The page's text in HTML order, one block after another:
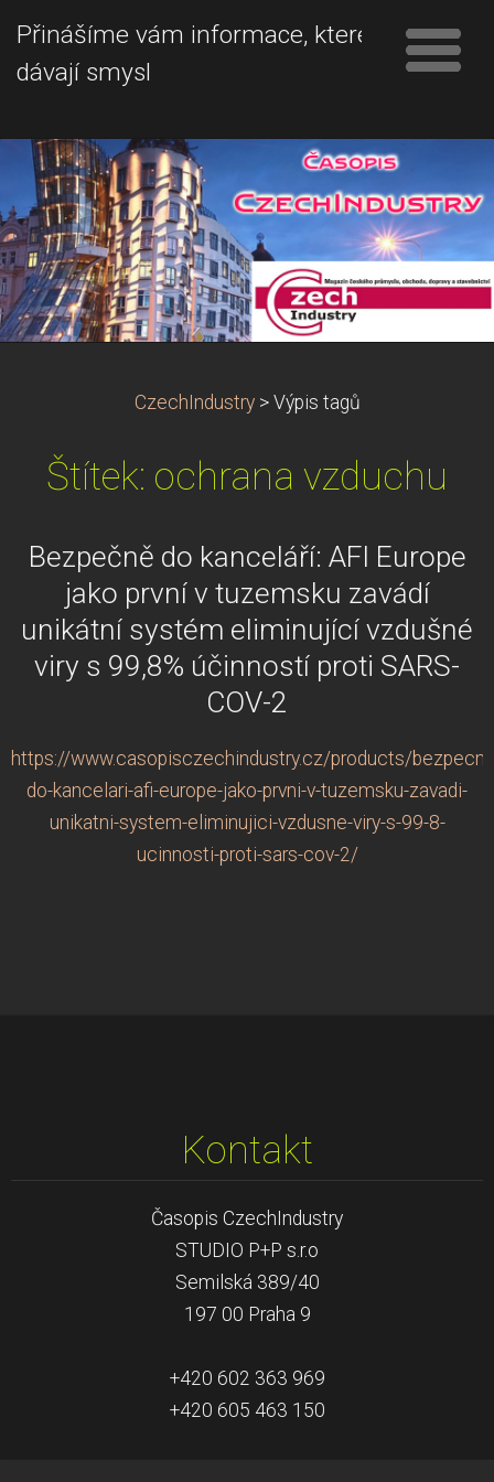
Přinášíme vám informace, které
dávají smysl
CzechIndustry > Výpis tagů
Štítek: ochrana vzduchu
Bezpečně do kanceláří: AFI Europe
jako první v tuzemsku zavádí
unikátní systém eliminující vzdušné
viry s 99,8% účinností proti SARS-
COV-2
https://www.casopisczechindustry.cz/products/
do-kancelari-afi-europe-jako-prvni-v-tuzemsku-zavadi-
unikatni-system-eliminujici-vzdusne-viry-s-99-8-
ucinnosti-proti-sars-cov-2/
Kontakt
Časopis CzechIndustry
STUDIO P+P s.r.o
Semilská 389/40
197 00 Praha 9
+420 602 363 969
+420 605 463 150